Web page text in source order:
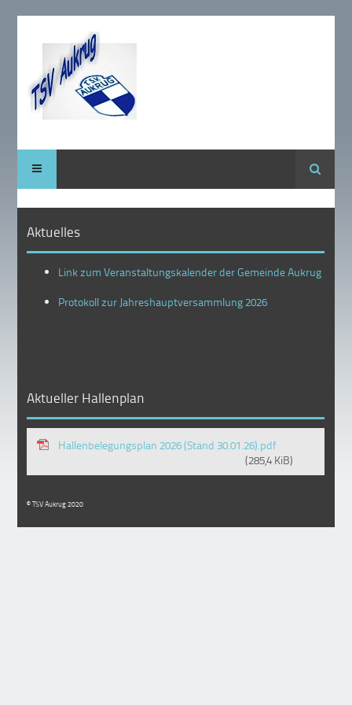
Suche
Aktuelles
Link zum Veranstaltungskalender der Gemeinde Aukrug
Protokoll zur Jahreshauptversammlung 2026
Aktueller Hallenplan
Hallenbelegungsplan 2026 (Stand 30.01.26).pdf
(285,4 KiB)
© TSV Aukrug 2020